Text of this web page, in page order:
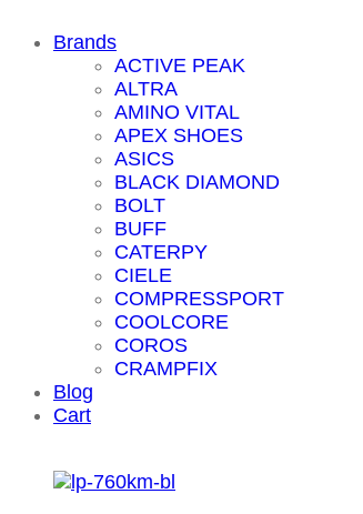
Brands
ACTIVE PEAK
ALTRA
AMINO VITAL
APEX SHOES
ASICS
BLACK DIAMOND
BOLT
BUFF
CATERPY
CIELE
COMPRESSPORT
COOLCORE
COROS
CRAMPFIX
Blog
Cart